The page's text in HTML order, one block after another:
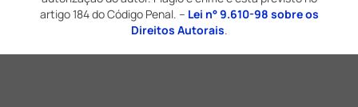
artigo 184 do Código Penal. – Lei n° 9.610-98 sobre os
Direitos Autorais.